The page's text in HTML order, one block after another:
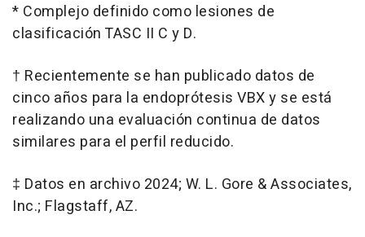
* Complejo definido como lesiones de
clasificación TASC II C y D.
† Recientemente se han publicado datos de
cinco años para la endoprótesis VBX y se está
realizando una evaluación continua de datos
similares para el perfil reducido.
‡ Datos en archivo 2024; W. L. Gore & Associates,
Inc.; Flagstaff, AZ.